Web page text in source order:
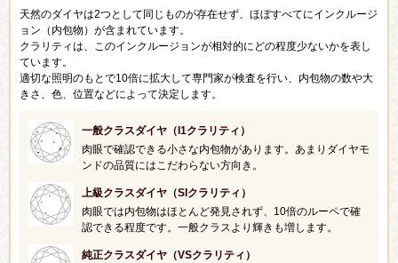
天然のダイヤは2つとして同じものが存在せず、ほぼすべてにインクルージ
ョン（内包物）が含まれています。
クラリティは、このインクルージョンが相対的にどの程度少ないかを表し
ています。
適切な照明のもとで10倍に拡大して専門家が検査を行い、内包物の数や大
きさ、色、位置などによって決定します。
一般クラスダイヤ（I1クラリティ）
肉眼で確認できる小さな内包物があります。あまりダイヤモ
ンドの品質にはこだわらない方向き。
上級クラスダイヤ（SIクラリティ）
肉眼では内包物はほとんど発見されず、10倍のルーペで確
認できる程度です。一般クラスより輝きも増します。
純正クラスダイヤ（VSクラリティ）